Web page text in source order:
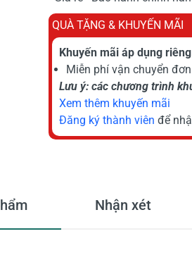
QUÀ TẶNG & KHUYẾN MÃI
Khuyến mãi áp dụng
Miễn phí vận chuyển
Lưu ý: các chương trình
Xem thêm khuyến mãi
Đăng ký thành viên để
Nhận xét